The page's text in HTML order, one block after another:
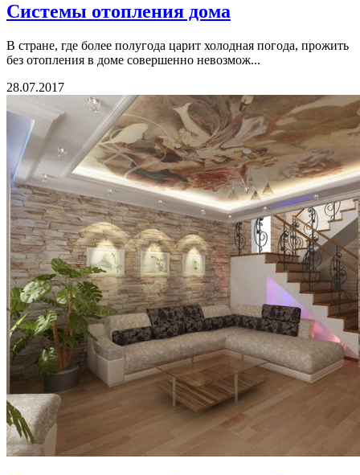
Системы отопления дома
В стране, где более полугода царит холодная погода, прожить
без отопления в доме совершенно невозмож...
28.07.2017